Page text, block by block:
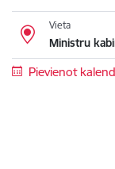
Vieta
Ministru
Pievienot